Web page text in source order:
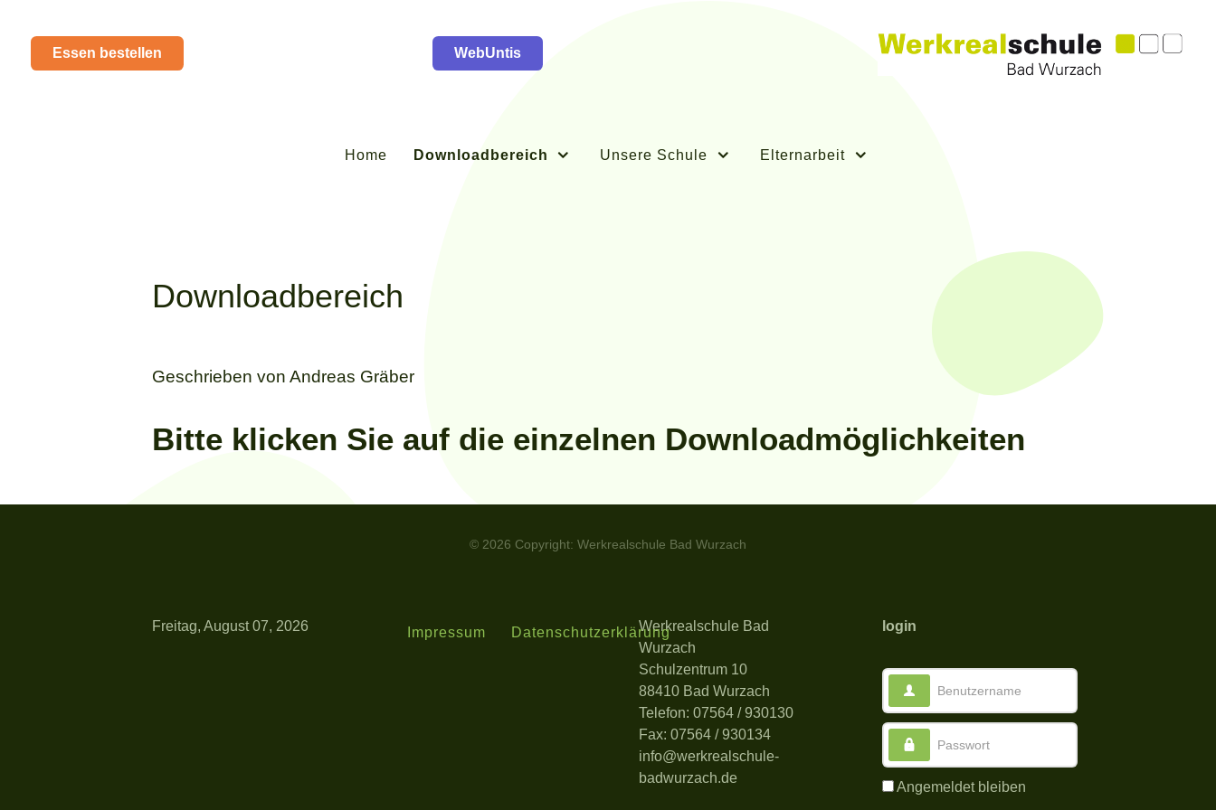
Essen bestellen WebUntis
Home Downloadbereich Unsere Schule Elternarbeit
Downloadbereich
Geschrieben vonAndreas Gräber
Bitte klicken Sie auf die einzelnen Downloadmöglichkeiten
© 2026 Copyright: Werkrealschule Bad Wurzach
Freitag, August 07, 2026 Impressum DatenschutzerklärungWerkrealschule Bad
Wurzach
Schulzentrum 10
88410 Bad Wurzach
Telefon: 07564 / 930130
Fax: 07564 / 930134
info@werkrealschule-
badwurzach.de
login
Benutzername
Passwort
Angemeldet bleiben